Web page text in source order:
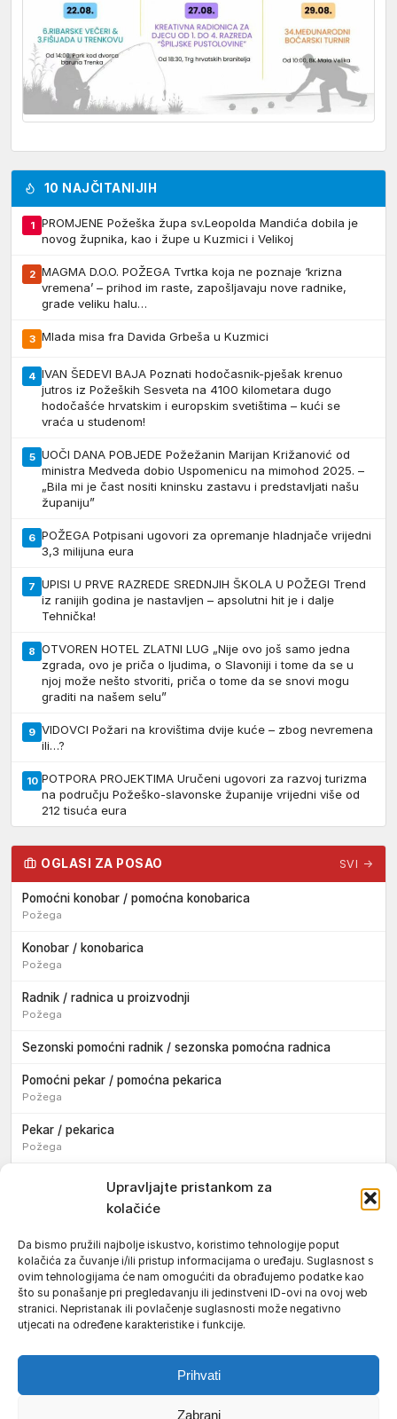
Upravljajte pristankom za
kolačiće
Da bismo pružili najbolje iskustvo, koristimo tehnologije poput
kolačića za čuvanje i/ili pristup informacijama o uređaju. Suglasnost s
ovim tehnologijama će nam omogućiti da obrađujemo podatke kao
što su ponašanje pri pregledavanju ili jedinstveni ID-ovi na ovoj web
stranici. Nepristanak ili povlačenje suglasnosti može negativno
utjecati na određene karakteristike i funkcije.
Prihvati
Zabrani
10 NAJČITANIJIH
1
PROMJENE Požeška župa sv.Leopolda Mandića dobila je
novog župnika, kao i župe u Kuzmici i Velikoj
2 MAGMA D.O.O. POŽEGA Tvrtka koja ne poznaje ‘krizna
vremena’ – prihod im raste, zapošljavaju nove radnike,
grade veliku halu…
3 Mlada misa fra Davida Grbeša u Kuzmici
4 IVAN ŠEDEVI BAJA Poznati hodočasnik-pješak krenuo
jutros iz Požeških Sesveta na 4100 kilometara dugo
hodočašće hrvatskim i europskim svetištima – kući se
vraća u studenom!
5 UOČI DANA POBJEDE Požežanin Marijan Križanović od
ministra Medveda dobio Uspomenicu na mimohod 2025. –
„Bila mi je čast nositi kninsku zastavu i predstavljati našu
županiju”
6 POŽEGA Potpisani ugovori za opremanje hladnjače vrijedni
3,3 milijuna eura
7 UPISI U PRVE RAZREDE SREDNJIH ŠKOLA U POŽEGI Trend
iz ranijih godina je nastavljen – apsolutni hit je i dalje
Tehnička!
8 OTVOREN HOTEL ZLATNI LUG „Nije ovo još samo jedna
zgrada, ovo je priča o ljudima, o Slavoniji i tome da se u
njoj može nešto stvoriti, priča o tome da se snovi mogu
graditi na našem selu”
9 VIDOVCI Požari na krovištima dvije kuće – zbog nevremena
ili…?
10 POTPORA PROJEKTIMA Uručeni ugovori za razvoj turizma
na području Požeško-slavonske županije vrijedni više od
212 tisuća eura
OGLASI ZA POSAO SVI →
Pomoćni konobar / pomoćna konobarica
Požega
Konobar / konobarica
Požega
Radnik / radnica u proizvodnji
Požega
Sezonski pomoćni radnik / sezonska pomoćna radnica
Pomoćni pekar / pomoćna pekarica
Požega
Pekar / pekarica
Požega
Konobar / konobarica
Tokar / tokarica
Jakšić
Njegovatelj / njegovateljica starijih i nemoćnih osoba
Resnik